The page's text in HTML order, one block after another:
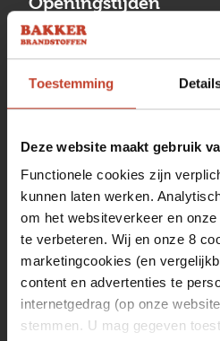
Toestemming
Deze website maakt gebruik
Functionele cookies zijn
kunnen laten werken.
om het websiteverkeer en
te verbeteren. Wij en onze 8
marketingcookies (en
content en advertenties te
internetgedrag (op onze
stemmen. U mag gegeven
Maandag
13:00 tot
Dinsdag
08:00 tot
08:00 tot
Vrijdag
08:00 tot
Zaterdag
09:30 tot
Zondag
Gesloten
Navigatie